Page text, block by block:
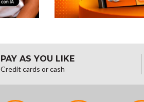
PAY AS YOU LIKE
Credit cards or cash